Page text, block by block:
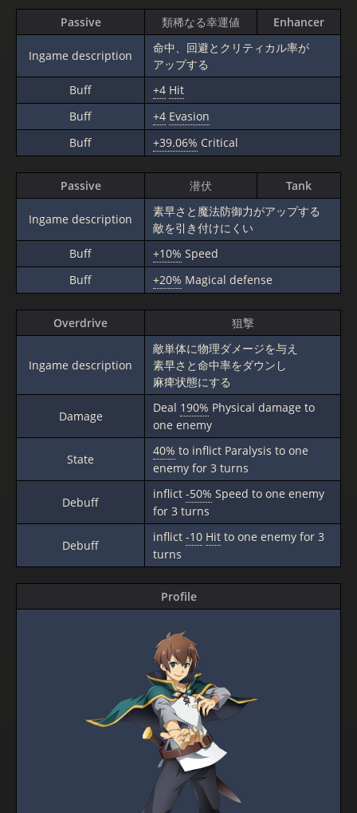
Passive 類稀なる幸運値 Enhancer
Ingame description
命中、回避とクリティカル率が
アップする
Buff
+4 Hit
Buff
+4 Evasion
Buff
+39.06% Critical
Passive 潜伏 Tank
Ingame description
素早さと魔法防御力がアップする
敵を引き付けにくい
Buff
+10% Speed
Buff
+20% Magical defense
Overdrive 狙撃
Ingame description
敵単体に物理ダメージを与え
素早さと命中率をダウンし
麻痺状態にする
Damage
Deal 190% Physical damage to
one enemy
State
40% to inflict Paralysis to one
enemy for 3 turns
Debuff
inflict -50% Speed to one enemy
for 3 turns
Debuff
inflict -10 Hit to one enemy for 3
turns
Profile